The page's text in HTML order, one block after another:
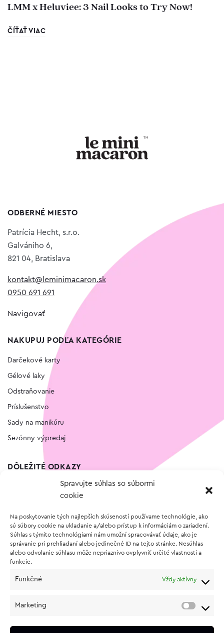
Spravujte súhlas so súbormi
cookie
Na poskytovanie tých najlepších skúseností používame technológie, ako
sú súbory cookie na ukladanie a/alebo prístup k informáciám o zariadení.
Súhlas s týmito technológiami nám umožní spracovávať údaje, ako je
správanie pri prehliadaní alebo jedinečné ID na tejto stránke. Nesúhlas
alebo odvolanie súhlasu môže nepriaznivo ovplyvniť určité vlastnosti a
funkcie.
Funkčné Vždy aktívny
Marketing
LMM x Heluviee: 3 Nail Looks to Try Now!
ČÍŤAŤ VIAC
ODBERNÉ MIESTO
Patrícia Hecht, s.r.o.
Galvániho 6,
821 04, Bratislava
kontakt@leminimacaron.sk
0950 691 691
Navigovať
NAKUPUJ PODĽA KATEGÓRIE
Darčekové karty
Gélové laky
Odstraňovanie
Príslušenstvo
Sady na manikúru
Sezónny výpredaj
DÔLEŽITÉ ODKAZY
Vernostný program
O NÁKUPE
Vrátenie a reklamácia tovaru